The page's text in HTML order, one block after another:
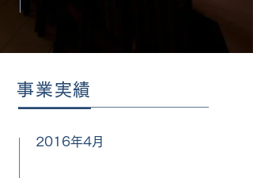
事業実績
2016年4月